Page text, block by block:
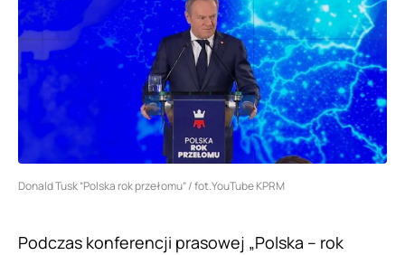
Donald Tusk “Polska rok przełomu” / fot.YouTube KPRM
Podczas konferencji prasowej „Polska – rok